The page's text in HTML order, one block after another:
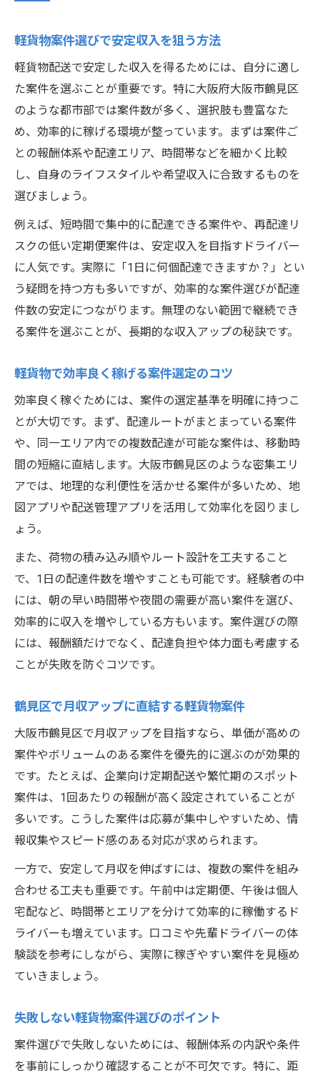
軽貨物案件選びで安定収入を狙う方法
軽貨物配送で安定した収入を得るためには、自分に適し
た案件を選ぶことが重要です。特に大阪府大阪市鶴見区
のような都市部では案件数が多く、選択肢も豊富なた
め、効率的に稼げる環境が整っています。まずは案件ご
との報酬体系や配達エリア、時間帯などを細かく比較
し、自身のライフスタイルや希望収入に合致するものを
選びましょう。
例えば、短時間で集中的に配達できる案件や、再配達リ
スクの低い定期便案件は、安定収入を目指すドライバー
に人気です。実際に「1日に何個配達できますか？」とい
う疑問を持つ方も多いですが、効率的な案件選びが配達
件数の安定につながります。無理のない範囲で継続でき
る案件を選ぶことが、長期的な収入アップの秘訣です。
軽貨物で効率良く稼げる案件選定のコツ
効率良く稼ぐためには、案件の選定基準を明確に持つこ
とが大切です。まず、配達ルートがまとまっている案件
や、同一エリア内での複数配達が可能な案件は、移動時
間の短縮に直結します。大阪市鶴見区のような密集エリ
アでは、地理的な利便性を活かせる案件が多いため、地
図アプリや配送管理アプリを活用して効率化を図りまし
ょう。
また、荷物の積み込み順やルート設計を工夫すること
で、1日の配達件数を増やすことも可能です。経験者の中
には、朝の早い時間帯や夜間の需要が高い案件を選び、
効率的に収入を増やしている方もいます。案件選びの際
には、報酬額だけでなく、配達負担や体力面も考慮する
ことが失敗を防ぐコツです。
鶴見区で月収アップに直結する軽貨物案件
大阪市鶴見区で月収アップを目指すなら、単価が高めの
案件やボリュームのある案件を優先的に選ぶのが効果的
です。たとえば、企業向け定期配送や繁忙期のスポット
案件は、1回あたりの報酬が高く設定されていることが
多いです。こうした案件は応募が集中しやすいため、情
報収集やスピード感のある対応が求められます。
一方で、安定して月収を伸ばすには、複数の案件を組み
合わせる工夫も重要です。午前中は定期便、午後は個人
宅配など、時間帯とエリアを分けて効率的に稼働するド
ライバーも増えています。口コミや先輩ドライバーの体
験談を参考にしながら、実際に稼ぎやすい案件を見極め
ていきましょう。
失敗しない軽貨物案件選びのポイント
案件選びで失敗しないためには、報酬体系の内訳や条件
を事前にしっかり確認することが不可欠です。特に、距